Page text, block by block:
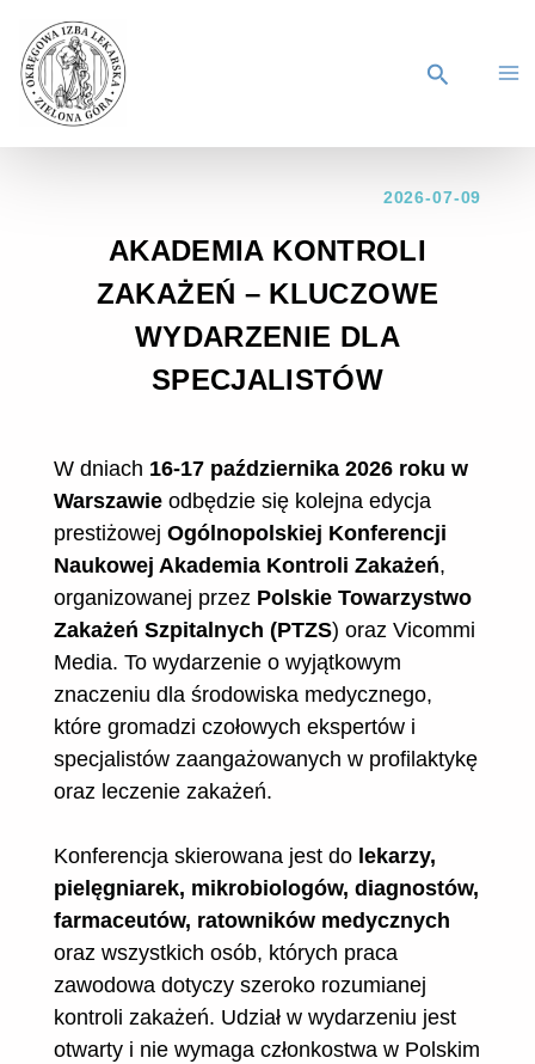
2026-07-09
AKADEMIA KONTROLI
ZAKAŻEŃ – KLUCZOWE
WYDARZENIE DLA
SPECJALISTÓW
W dniach 16-17 października 2026 roku w
Warszawieodbędzie się kolejna edycja
prestiżowej Ogólnopolskiej Konferencji
Naukowej Akademia Kontroli Zakażeń,
organizowanej przez Polskie Towarzystwo
Zakażeń Szpitalnych (PTZS) oraz Vicommi
Media. To wydarzenie o wyjątkowym
znaczeniu dla środowiska medycznego,
które gromadzi czołowych ekspertów i
specjalistów zaangażowanych w profilaktykę
oraz leczenie zakażeń.
Konferencja skierowana jest do lekarzy,
pielęgniarek, mikrobiologów, diagnostów,
farmaceutów, ratowników medycznych
oraz wszystkich osób, których praca
zawodowa dotyczy szeroko rozumianej
kontroli zakażeń. Udział w wydarzeniu jest
otwarty i nie wymaga członkostwa w Polskim